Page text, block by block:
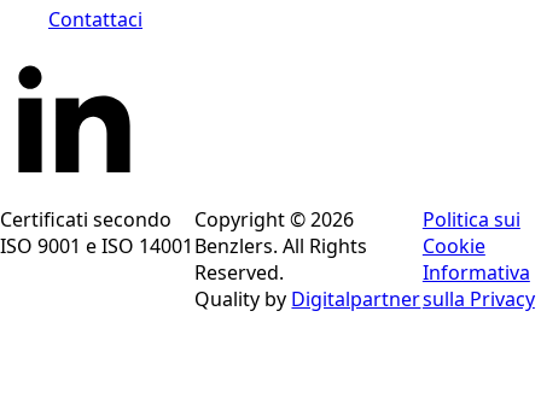
Contattaci
Certificati secondo
ISO 9001 e ISO 14001
Copyright © 2026
Benzlers. All Rights
Reserved.
Quality by Digitalpartner
Politica sui
Cookie
Informativa
sulla Privacy